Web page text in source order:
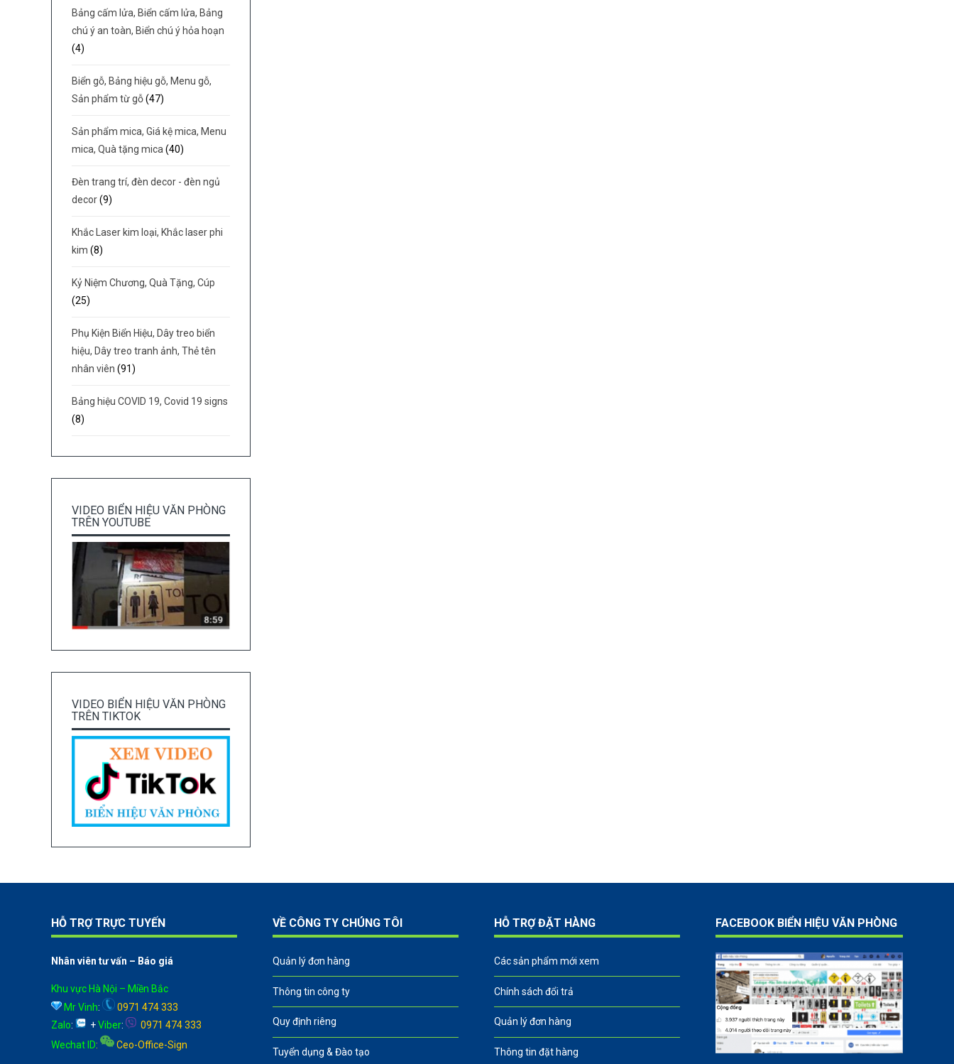
Bảng cấm lửa, Biển cấm lửa, Bảng
chú ý an toàn, Biển chú ý hỏa hoạn
(4)
Biển gỗ, Bảng hiệu gỗ, Menu gỗ,
Sản phẩm từ gỗ(47)
Sản phẩm mica, Giá kệ mica, Menu
mica, Quà tặng mica(40)
Đèn trang trí, đèn decor - đèn ngủ
decor(9)
Khắc Laser kim loại, Khắc laser phi
kim (8)
Kỷ Niệm Chương, Quà Tặng, Cúp
(25)
Phụ Kiện Biển Hiệu, Dây treo biển
hiệu, Dây treo tranh ảnh, Thẻ tên
nhân viên (91)
Bảng hiệu COVID 19, Covid 19 signs
(8)
VIDEO BIỂN HIỆU VĂN PHÒNG
TRÊN YOUTUBE
VIDEO BIỂN HIỆU VĂN PHÒNG
TRÊN TIKTOK
HỖ TRỢ TRỰC TUYẾN
Nhân viên tư vấn – Báo giá
Khu vực Hà Nội – Miền Bắc
Mr Vinh:
0971 474 333
Zalo: +Viber:
0971 474 333
Wechat ID: Ceo-Office-Sign
VỀ CÔNG TY CHÚNG TÔI
Quản lý đơn hàng
Thông tin công ty
Quy định riêng
Tuyển dụng & Đào tạo
HỖ TRỢ ĐẶT HÀNG
Các sản phẩm mới xem
Chính sách đổi trả
Quản lý đơn hàng
Thông tin đặt hàng
FACEBOOK BIỂN HIỆU VĂN PHÒNG